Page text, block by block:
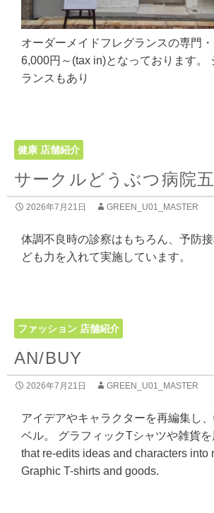
オーダーメイドフレグランスの専門
6,000円～(tax in)となっております。
ランスもあり
健康 店舗紹介
サークルどうぶつ病院
2026年7月21日 GREEN_U01_MASTER
体調不良時の診察はもちろん、予防
ども力を入れて実施しています。
ファッション 店舗紹介
AN/BUY
2026年7月21日 GREEN_U01_MASTER
アイデアやキャラクターを再編集し
ベル。 グラフィックTシャツや雑貨を
that re-edits ideas and characters into
Graphic T-shirts and goods.